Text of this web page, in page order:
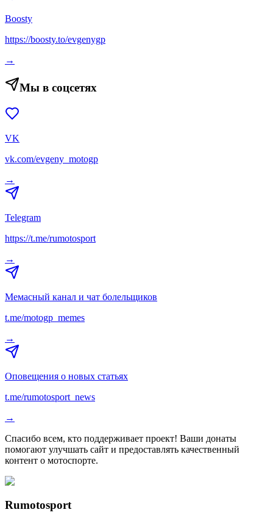
Boosty
https://boosty.to/evgenygp
→
Мы в соцсетях
VK
vk.com/evgeny_motogp
→
Telegram
https://t.me/rumotosport
→
Мемасный канал и чат болельщиков
t.me/motogp_memes
→
Оповещения о новых статьях
t.me/rumotosport_news
→
Спасибо всем, кто поддерживает проект! Ваши донаты
помогают улучшать сайт и предоставлять качественный
контент о мотоспорте.
Rumotosport